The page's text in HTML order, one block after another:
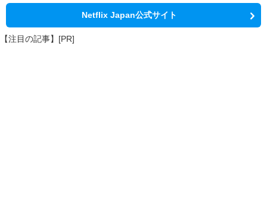
Netflix Japan公式サイト
【注目の記事】[PR]